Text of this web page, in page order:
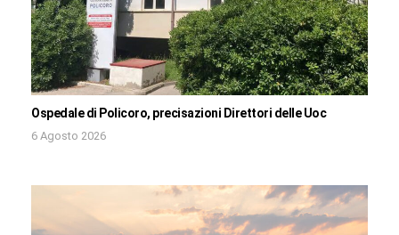
Ospedale di Policoro, precisazioni Direttori delle Uoc
6 Agosto 2026